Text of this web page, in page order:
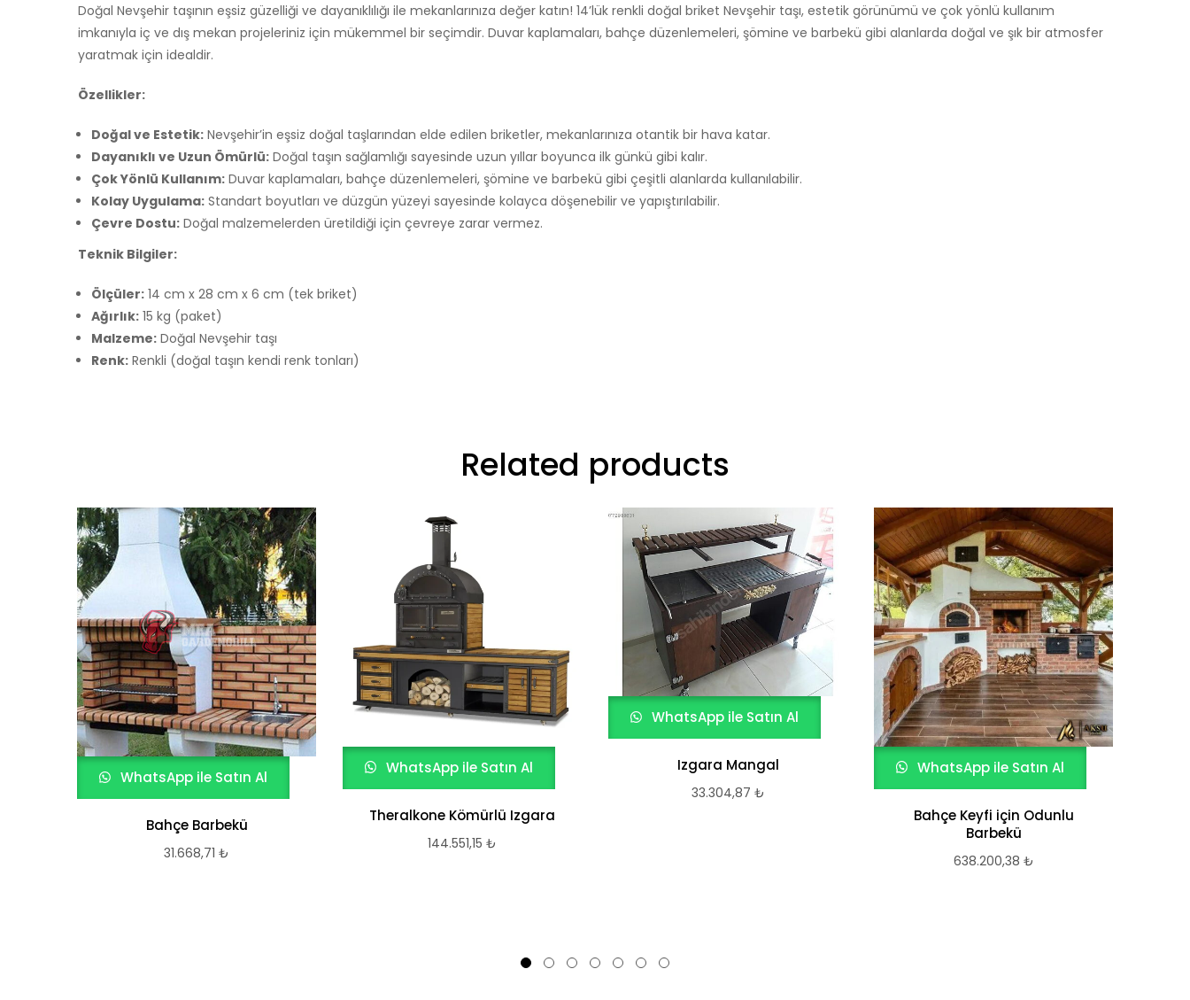
Doğal Nevşehir taşının eşsiz güzelliği ve dayanıklılığı ile mekanlarınıza değer katın! 14’lük renkli doğal briket Nevşehir taşı, estetik görünümü ve çok yönlü kullanım
imkanıyla iç ve dış mekan projeleriniz için mükemmel bir seçimdir. Duvar kaplamaları, bahçe düzenlemeleri, şömine ve barbekü gibi alanlarda doğal ve şık bir atmosfer
yaratmak için idealdir.
Özellikler:
Doğal ve Estetik: Nevşehir’in eşsiz doğal taşlarından elde edilen briketler, mekanlarınıza otantik bir hava katar.
Dayanıklı ve Uzun Ömürlü: Doğal taşın sağlamlığı sayesinde uzun yıllar boyunca ilk günkü gibi kalır.
Çok Yönlü Kullanım: Duvar kaplamaları, bahçe düzenlemeleri, şömine ve barbekü gibi çeşitli alanlarda kullanılabilir.
Kolay Uygulama: Standart boyutları ve düzgün yüzeyi sayesinde kolayca döşenebilir ve yapıştırılabilir.
Çevre Dostu: Doğal malzemelerden üretildiği için çevreye zarar vermez.
Teknik Bilgiler:
Ölçüler: 14 cm x 28 cm x 6 cm (tek briket)
Ağırlık: 15 kg (paket)
Malzeme: Doğal Nevşehir taşı
Renk: Renkli (doğal taşın kendi renk tonları)
Related products
WhatsApp ile Satın Al
Bahçe Barbekü
31.668,71 ₺
WhatsApp ile Satın Al
Theralkone Kömürlü Izgara
144.551,15 ₺
WhatsApp ile Satın Al
Izgara Mangal
33.304,87 ₺
WhatsApp ile Satın Al
Bahçe Keyfi için Odunlu
Barbekü
638.200,38 ₺